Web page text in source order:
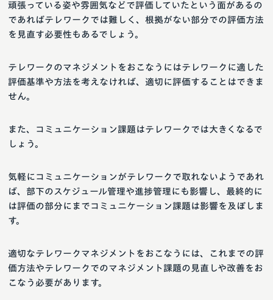
頑張っている姿や雰囲気などで評価していたという面があるの
であればテレワークでは難しく、根拠がない部分での評価方法
を見直す必要性もあるでしょう。
テレワークのマネジメントをおこなうにはテレワークに適した
評価基準や方法を考えなければ、適切に評価することはできま
せん。
また、コミュニケーション課題はテレワークでは大きくなるで
しょう。
気軽にコミュニケーションがテレワークで取れないようであれ
ば、部下のスケジュール管理や進捗管理にも影響し、最終的に
は評価の部分にまでコミュニケーション課題は影響を及ぼしま
す。
適切なテレワークマネジメントをおこなうには、これまでの評
価方法やテレワークでのマネジメント課題の見直しや改善をお
こなう必要があります。